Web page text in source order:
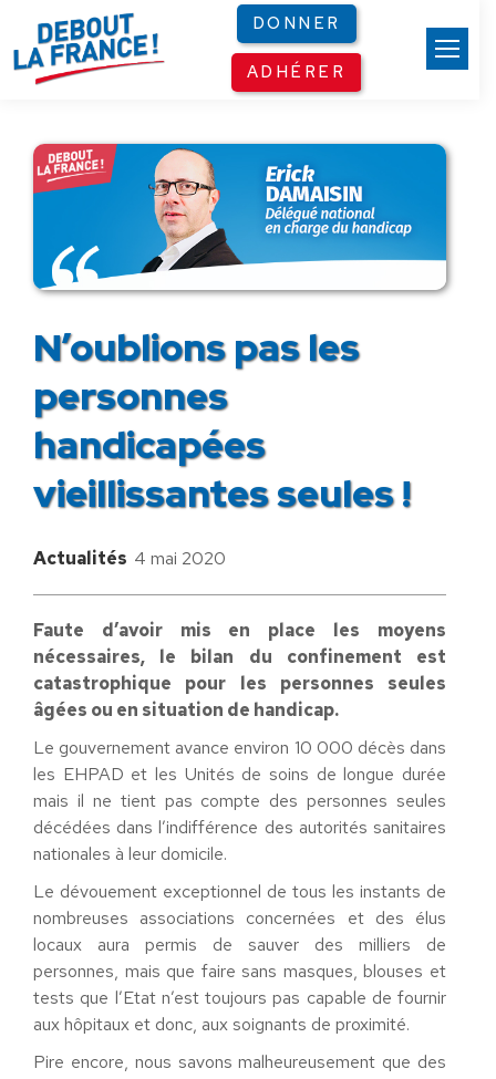
DONNER
ADHÉRER
N’oublions pas les
personnes
handicapées
vieillissantes seules !
Actualités 4 mai 2020
Faute d’avoir mis en place les moyens
nécessaires, le bilan du confinement est
catastrophique pour les personnes seules
âgées ou en situation de handicap.
Le gouvernement avance environ 10 000 décès dans
les EHPAD et les Unités de soins de longue durée
mais il ne tient pas compte des personnes seules
décédées dans l’indifférence des autorités sanitaires
nationales à leur domicile.
Le dévouement exceptionnel de tous les instants de
nombreuses associations concernées et des élus
locaux aura permis de sauver des milliers de
personnes, mais que faire sans masques, blouses et
tests que l’Etat n’est toujours pas capable de fournir
aux hôpitaux et donc, aux soignants de proximité.
Pire encore, nous savons malheureusement que des
Panneau de gestion des cookies